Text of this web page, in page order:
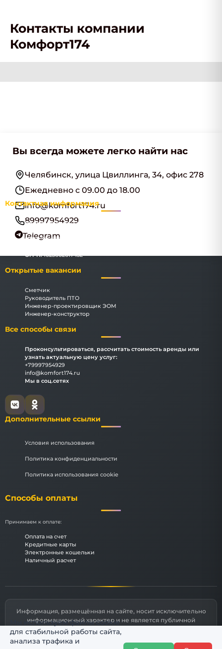
Контакты компании
Комфорт174
Вы всегда можете легко найти нас
Челябинск, улица Цвиллинга, 34, офис 278
Ежедневно с 09.00 до 18.00
info@komfort174.ru
89997954929
Telegram
Контактная информация
Наименование:ООО "Комфорт174"
Адрес:
ИНН:3666069183
ОГРН:1023602617432
Открытые вакансии
Сметчик
Руководитель ПТО
Инженер-проектировщик ЭОМ
Инженер-конструктор
Все способы связи
Проконсультироваться, рассчитать стоимость аренды или
узнать актуальную цену услуг:
+79997954929
info@komfort174.ru
Мы в соц.сетях
Дополнительные ссылки
Условия использования
Политика конфиденциальности
Политика использования cookie
Способы оплаты
Принимаем к оплате:
Оплата на счет
Кредитные карты
Электронные кошельки
Наличный расчет
Информация, размещённая на сайте, носит исключительно
информационный характер и не является публичной
офертой, определяемой статьями 435 и 437 Гражданского
Мы используем файлы cookie
для стабильной работы сайта,
анализа трафика и